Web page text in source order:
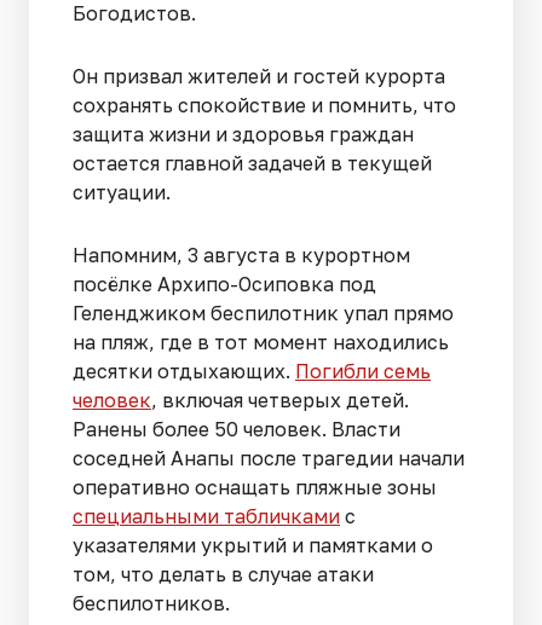
Богодистов.
Он призвал жителей и гостей курорта
сохранять спокойствие и помнить, что
защита жизни и здоровья граждан
остается главной задачей в текущей
ситуации.
Напомним, 3 августа в курортном
посёлке Архипо-Осиповка под
Геленджиком беспилотник упал прямо
на пляж, где в тот момент находились
десятки отдыхающих. Погибли семь
человек, включая четверых детей.
Ранены более 50 человек. Власти
соседней Анапы после трагедии начали
оперативно оснащать пляжные зоны
специальными табличками с
указателями укрытий и памятками о
том, что делать в случае атаки
беспилотников.